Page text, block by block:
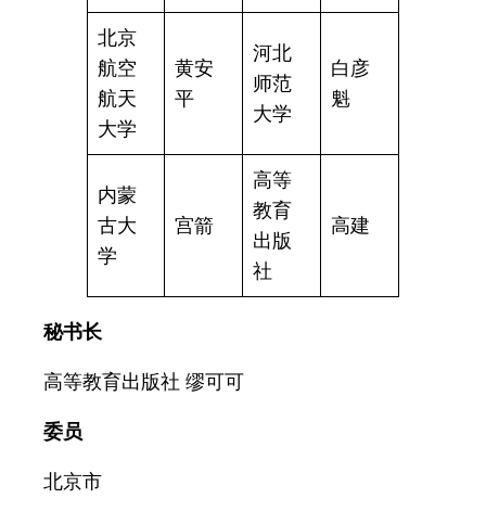
北京
航空
航天
大学
黄安
平
河北
师范
大学
白彦
魁
内蒙
古大
学
宫箭
高等
教育
出版
社
高建
秘书长
高等教育出版社 缪可可
委员
北京市